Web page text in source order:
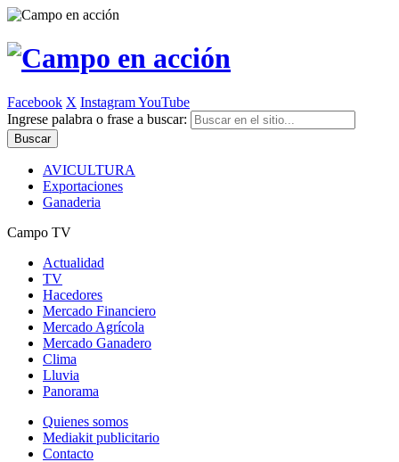
Facebook X InstagramYouTube
Ingrese palabra o frase a buscar:
AVICULTURA
Exportaciones
Ganaderia
Campo TV
Actualidad
TV
Hacedores
Mercado Financiero
Mercado Agrícola
Mercado Ganadero
Clima
Lluvia
Panorama
Quienes somos
Mediakit publicitario
Contacto